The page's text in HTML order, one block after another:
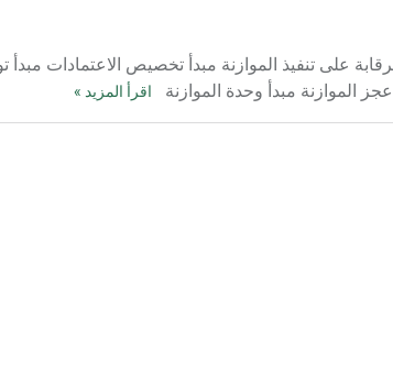
على تنفيذ الموازنة مبدأ تخصيص الاعتمادات مبدأ
الموازنة مبدأ وحدة الموازنة
اقرأ المزيد »